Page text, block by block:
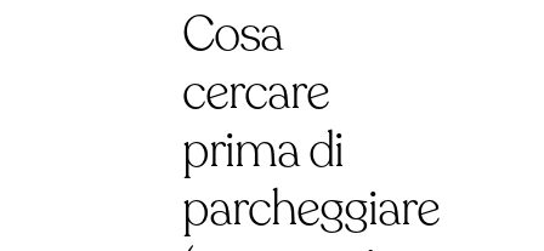
Cosa
cercare
prima di
parcheggiare